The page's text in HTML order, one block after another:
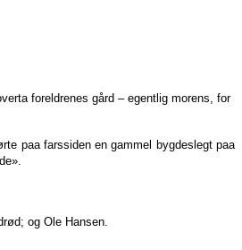
foreldrenes gård – egentlig morens, for
paa farssiden en gammel bygdeslegt paa
og Ole Hansen.